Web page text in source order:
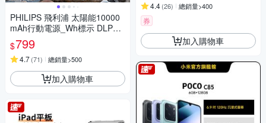
PHILIPS 飛利浦 太陽能10000
mAh行動電源_Wh標示 DLP77
28N/96
$799
4.7(71) 總銷量>500
加入購物車
4.4(26) 總銷量>400
券
加入購物車